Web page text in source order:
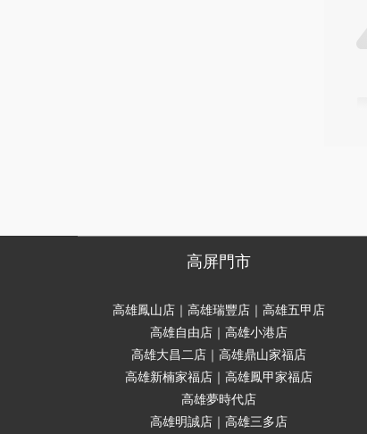
高屏門市
高雄鳳山店｜高雄瑞豐店｜高雄五甲店
高雄自由店｜高雄小港店
高雄大昌二店｜高雄鼎山家福店
高雄新楠家福店｜高雄鳳甲家福店
高雄夢時代店
高雄明誠店｜高雄三多店